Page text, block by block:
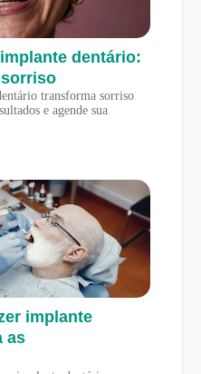
dentário:
transforma sorriso
e agende sua
implante
as